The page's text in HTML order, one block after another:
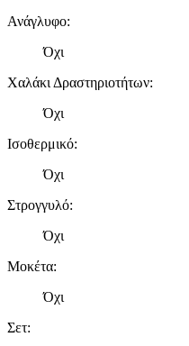
Ανάγλυφο:
Όχι
Χαλάκι Δραστηριοτήτων:
Όχι
Ισοθερμικό:
Όχι
Στρογγυλό:
Όχι
Μοκέτα:
Όχι
Σετ: